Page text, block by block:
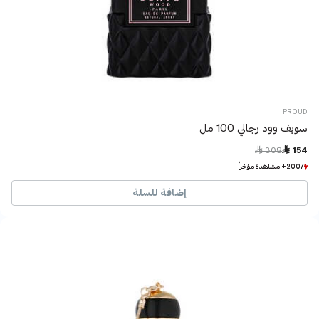
PROUD
سويف وود رجالي 100 مل
 154
Price reduced from
 308
2007+ مشاهدة مؤخراً
1613+ بيع مؤخراً
2007+ مشاهدة مؤخراً
1613+ بيع مؤخراً
إضافة للسلة